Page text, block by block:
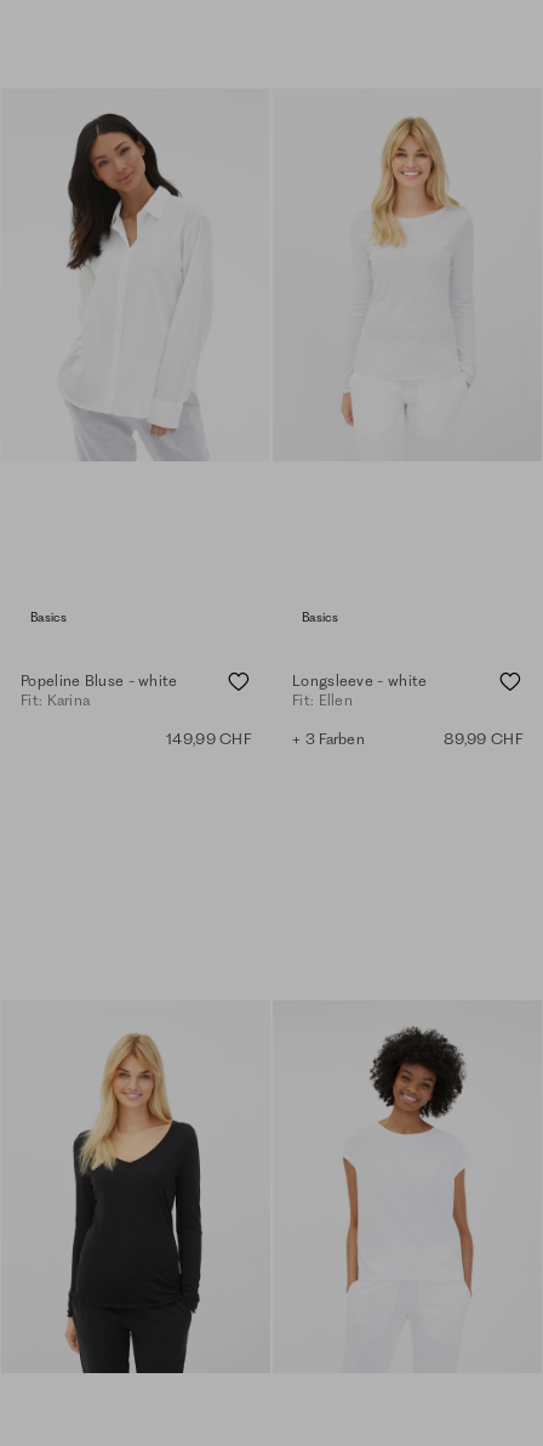
Basics
Popeline Bluse - white
Fit: Karina
149,99 CHF
Basics
Longsleeve - white
Fit: Ellen
+ 3 Farben 89,99 CHF